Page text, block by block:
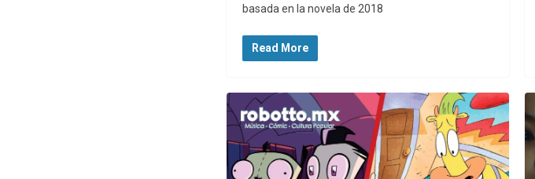
basada en la novela de 2018
Read More